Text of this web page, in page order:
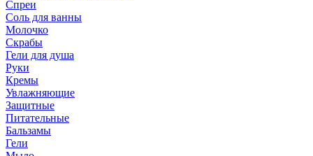
Спреи
Соль для ванны
Молочко
Скрабы
Гели для душа
Руки
Кремы
Увлажняющие
Защитные
Питательные
Бальзамы
Гели